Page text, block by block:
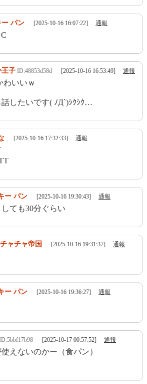
ー パン [2025-10-16 16:07:22] 通報
王子 ID:48853d58d [2025-10-16 16:53:49] 通報
わいいｗ
話したいです( ﾉД`)ｼｸｼｸ…
[2025-10-16 17:32:33] 通報
ー パン [2025-10-16 19:30:43] 通報
ても30分ぐらい
ャチャ帝国 [2025-10-16 19:31:37] 通報
ー パン [2025-10-16 19:36:27] 通報
[2025-10-17 00:57:52] 通報
えないのかー（食パン）